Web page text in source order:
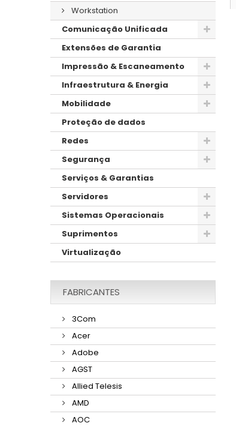
Workstation
Comunicação Unificada
Extensões de Garantia
Impressão & Escaneamento
Infraestrutura & Energia
Mobilidade
Proteção de dados
Redes
Segurança
Serviços & Garantias
Servidores
Sistemas Operacionais
Suprimentos
Virtualização
FABRICANTES
3Com
Acer
Adobe
AGST
Allied Telesis
AMD
AOC